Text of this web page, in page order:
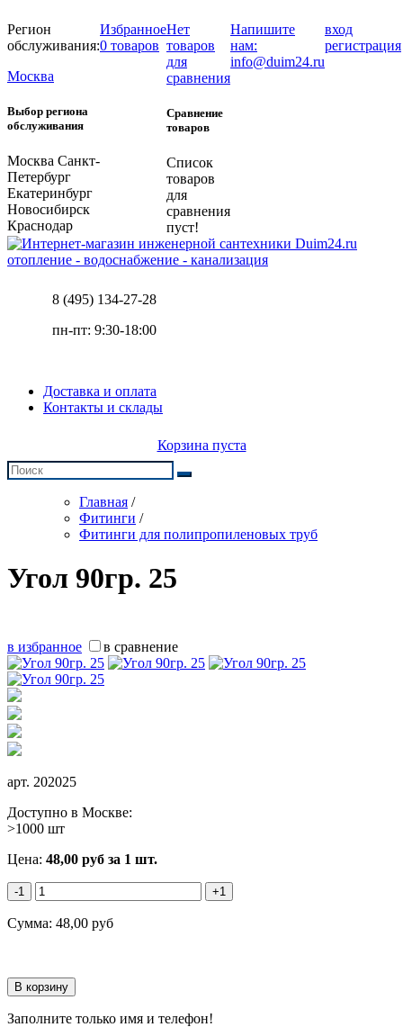
Регион
обслуживания:
Москва
Выбор региона
обслуживания
Москва Санкт-
Петербург
Екатеринбург
Новосибирск
Краснодар
Избранное
0 товаров
Нет
товаров
для
сравнения
Сравнение
товаров
Список
товаров
для
сравнения
пуст!
Напишите
нам:
info@duim24.ru
вход
регистрация
отопление - водоснабжение - канализация
8 (495) 134-27-28
пн-пт: 9:30-18:00
Доставка и оплата
Контакты и склады
Корзина пуста
Главная /
Фитинги /
Фитинги для полипропиленовых труб
Угол 90гр. 25
в избранное в сравнение
арт. 202025
Доступно в Москве:
>1000 шт
Цена: 48,00 руб за 1 шт.
-1 +1
Сумма: 48,00 руб
Заполните только имя и телефон!